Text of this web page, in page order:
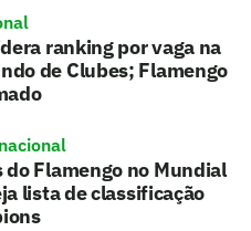
ranking por vaga na
de Clubes; Flamengo
do Flamengo no Mundial
lista de classificação